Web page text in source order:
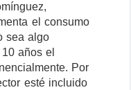
el consumo
sea algo
años el
Por
esté incluido